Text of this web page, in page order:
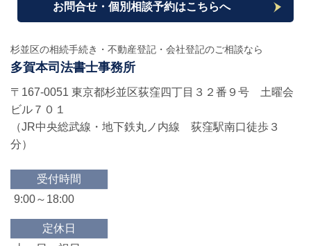
お問合せ・個別相談予約はこちらへ
杉並区の相続手続き・不動産登記・会社登記のご相談なら
多賀本司法書士事務所
〒167-0051 東京都杉並区荻窪四丁目３２番９号 土曜会
ビル７０１
（JR中央総武線・地下鉄丸ノ内線 荻窪駅南口徒歩３
分）
受付時間
9:00～18:00
定休日